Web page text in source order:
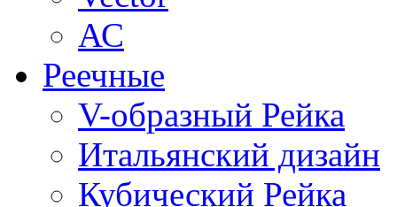
АС
Реечные
V-образный Рейка
Итальянский дизайн
Кубический Рейка